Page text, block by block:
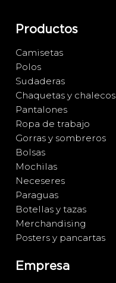
Productos
Camisetas
Polos
Sudaderas
Chaquetas y chalecos
Pantalones
Ropa de trabajo
Gorras y sombreros
Bolsas
Mochilas
Neceseres
Paraguas
Botellas y tazas
Merchandising
Posters y pancartas
Empresa